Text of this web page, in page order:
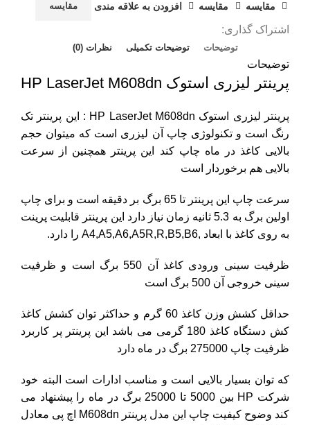
مقايسه مقایسه افزودن به علاقه مندی مقایسه
اشتراک گذاری:
توضیحات توضیحات تکمیلی نظرات (0)
توضیحات
پرینتر لیزری استوک HP LaserJet M608dn
پرینتر لیزری استوک HP LaserJet M608dn : این پرینتر تک
رنگ است و تکنولوژی چاپ آن لیزری است که میتوان حجم
بالایی کاغذ در ماه چاپ کند این پرینتر همچنین از سرعت
بالایی هم برخوردار است
سرعت چاپ این پرینتر تا 65 برگ بر دقیقه است و برای چاپ
اولین برگ به 5.3 ثانیه زمان نیاز دارد این پرینتر قابلیت پرینت
به روی کاغذ با ابعاد ,A4,A5,A6,A5R,R,B5,B6 را دارد.
ظرفیت سینی ورودی کاغذ آن 550 برگ است و ظرفیت
سینی خروجی آن 500 برگ است
حداقل کشش وزن کاغذ 60 گرم و حداکثر توان کشش کاغذ
کش دستگاه کاغذ 180 گرمی می باشد این پرینتر پر کاربرد
ظرفیت چاپ 275000 برگ در ماه دارد
که توان بسیار بالایی است و مناسب ادارات است البته خود
شرکت HP
بین 5000 تا 25000 برگ در ماه را پیشنهاد می
کند وضوح کیفیت چاپ این مدل پرینتر M608dn اچ پی معادل